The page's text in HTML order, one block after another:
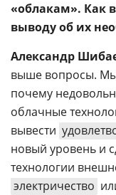
«облакам». Как
выводу об их
Александр
выше вопросы.
почему
облачные
вывести
новый уровень и
технологии
электричество